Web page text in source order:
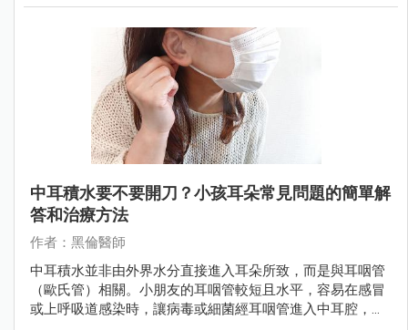
中耳積水要不要開刀？小孩耳朵常見問題的簡單解
答和治療方法
作者：黑倫醫師
中耳積水並非由外界水分直接進入耳朵所致，而是與耳咽管
（歐氏管）相關。小朋友的耳咽管較短且水平，容易在感冒
或上呼吸道感染時，讓病毒或細菌經耳咽管進入中耳腔，導